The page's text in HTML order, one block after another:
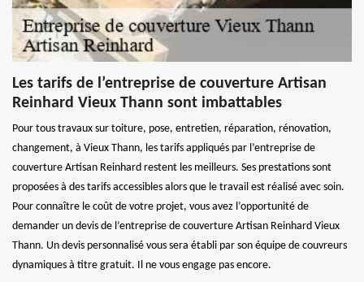
Les tarifs de l’entreprise de couverture Artisan
Reinhard Vieux Thann sont imbattables
Pour tous travaux sur toiture, pose, entretien, réparation, rénovation,
changement, à Vieux Thann, les tarifs appliqués par l’entreprise de
couverture Artisan Reinhard restent les meilleurs. Ses prestations sont
proposées à des tarifs accessibles alors que le travail est réalisé avec soin.
Pour connaître le coût de votre projet, vous avez l’opportunité de
demander un devis de l’entreprise de couverture Artisan Reinhard Vieux
Thann. Un devis personnalisé vous sera établi par son équipe de couvreurs
dynamiques à titre gratuit. Il ne vous engage pas encore.